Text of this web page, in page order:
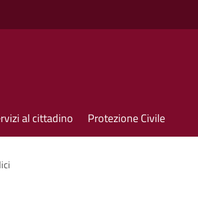
al cittadino Protezione Civile